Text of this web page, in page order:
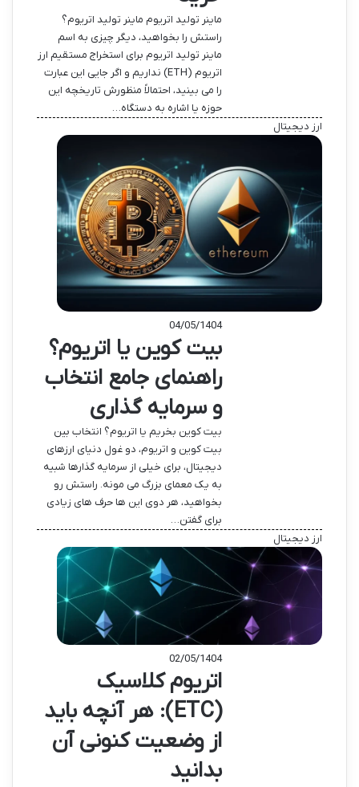
ماینر تولید اتریوم ماینر تولید اتریوم؟
راستش را بخواهید، دیگر چیزی به اسم
ماینر تولید اتریوم برای استخراج مستقیم ارز
اتریوم (ETH) نداریم و اگر جایی این عبارت
را می بینید، احتمالاً منظورش تاریخچه این
حوزه یا اشاره به دستگاه…
ارز دیجیتال
04/05/1404
بیت کوین یا اتریوم؟
راهنمای جامع انتخاب
و سرمایه گذاری
بیت کوین بخریم یا اتریوم؟ انتخاب بین
بیت کوین و اتریوم، دو غول دنیای ارزهای
دیجیتال، برای خیلی از سرمایه گذارها شبیه
به یک معمای بزرگ می مونه. راستش رو
بخواهید، هر دوی این ها حرف های زیادی
برای گفتن…
ارز دیجیتال
02/05/1404
اتریوم کلاسیک
(ETC): هر آنچه باید
از وضعیت کنونی آن
بدانید